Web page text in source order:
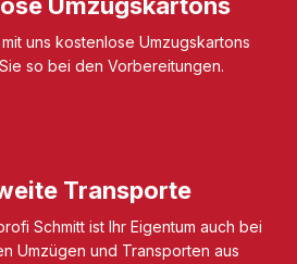
Umzugskartons
uns kostenlose Umzugskartons
so bei den Vorbereitungen.
Transporte
Schmitt ist Ihr Eigentum auch bei
Umzügen und Transporten aus